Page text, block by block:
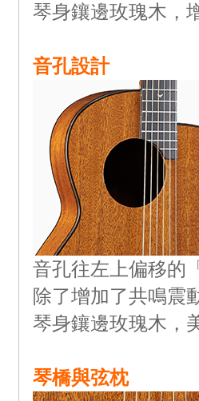
琴身鑲邊玫瑰木，
音孔設計
音孔往左上偏移的
除了增加了共鳴震
琴身鑲邊玫瑰木，
琴橋與弦枕